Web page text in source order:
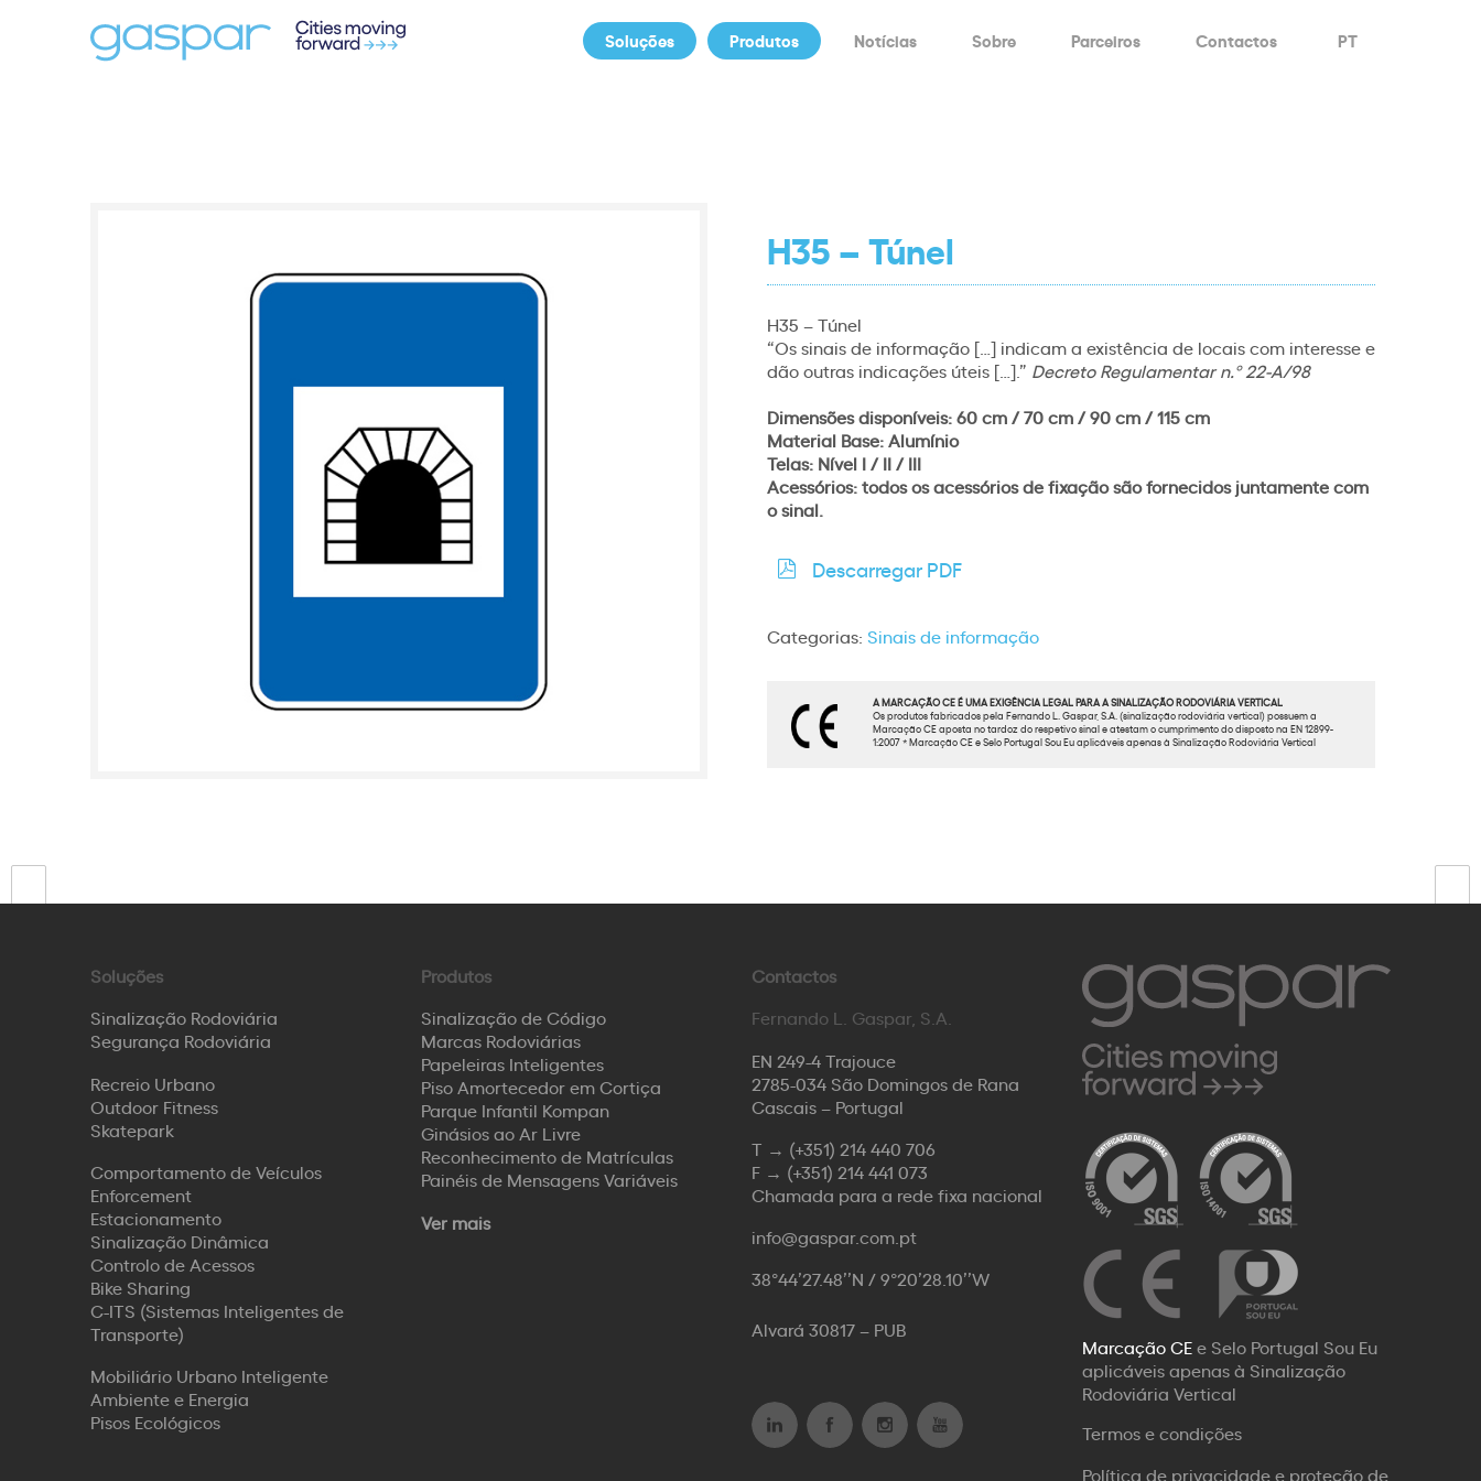
Soluções Produtos Notícias Sobre Parceiros Contactos PT
H35 – Túnel
H35 – Túnel
“Os sinais de informação […] indicam a existência de locais com interesse e
dão outras indicações úteis […].” Decreto Regulamentar n.º 22-A/98
Dimensões disponíveis: 60 cm / 70 cm / 90 cm / 115 cm
Material Base: Alumínio
Telas: Nível I / II / III
Acessórios: todos os acessórios de fixação são fornecidos juntamente com
o sinal.
Descarregar PDF
Categorias: Sinais de informação
A MARCAÇÃO CE É UMA EXIGÊNCIA LEGAL PARA A SINALIZAÇÃO RODOVIÁRIA VERTICAL
Os produtos fabricados pela Fernando L. Gaspar, S.A. (sinalização rodoviária vertical) possuem a
Marcação CE aposta no tardoz do respetivo sinal e atestam o cumprimento do disposto na EN 12899-
1:2007 * Marcação CE e Selo Portugal Sou Eu aplicáveis apenas à Sinalização Rodoviária Vertical
Soluções
Sinalização Rodoviária
Segurança Rodoviária
Recreio Urbano
Outdoor Fitness
Skatepark
Comportamento de Veículos
Enforcement
Estacionamento
Sinalização Dinâmica
Controlo de Acessos
Bike Sharing
C-ITS (Sistemas Inteligentes de
Transporte)
Mobiliário Urbano Inteligente
Ambiente e Energia
Pisos Ecológicos
Produtos
Sinalização de Código
Marcas Rodoviárias
Papeleiras Inteligentes
Piso Amortecedor em Cortiça
Parque Infantil Kompan
Ginásios ao Ar Livre
Reconhecimento de Matrículas
Painéis de Mensagens Variáveis
Ver mais
Contactos
Fernando L. Gaspar, S.A.
EN 249-4 Trajouce
2785-034 São Domingos de Rana
Cascais – Portugal
T → (+351) 214 440 706
F → (+351) 214 441 073
Chamada para a rede fixa nacional
info@gaspar.com.pt
38°44’27.48’’N / 9°20’28.10’’W
Alvará 30817 – PUB
Marcação CEe Selo Portugal Sou Eu
aplicáveis apenas à Sinalização
Rodoviária Vertical
Termos e condições
Política de privacidade e proteção de